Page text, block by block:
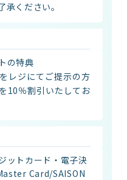
承ください。
の特典
レジにてご提示の方
10％割引いたしてお
ットカード・電子決
Card/SAISON